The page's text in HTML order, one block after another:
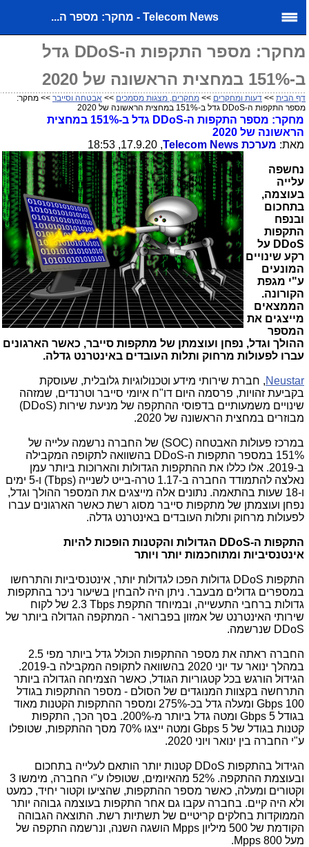
Telecom News - מחקר: מספר ה...
מחקר: מספר התקפות ה-DDoS גדל
ב-151% במחצית הראשונה של 2020
דף הבית>>דעות ומחקרים>>מחקרים, מצגות מסמכים>>אבטחה וסייבר>> מחקר:
מספר התקפות ה-DDoS גדל ב-151% במחצית הראשונה של 2020
מחקר: מספר התקפות ה-DDoS
גדל ב-151% במחצית
הראשונה של 2020
מאת: מערכת Telecom News
, 17.9.20, 18:53
נחשפה
עלייה
בעוצמה,
בתחכום
ובנפח
התקפות
DDoSעל
רקע שינויים
המונעים
ע"י מגפת
הקורונה.
הממצאים
מייצגים את
המספר
ההולך וגדל, נפחן ועוצמתן של מתקפות סייבר, כאשר הארגונים
עברו לפעולות מרחוק ותלות העובדים באינטרנט גדלה.
Neustar, חברת שירותי מידע וטכנולוגיות גלובלית, שעוסקת
בקביעת זהויות, פרסמה היום דו"ח איומי סייבר וטרנדים, שמזהה
שינויים משמעותיים בדפוסי ההתקפה של מניעת שירות (DDoS)
מבוזרים במחצית הראשונה של 2020.
במרכז פעולות האבטחה (SOC) של החברה נרשמה עלייה של
151% במספר התקפות ה-
DDoSבהשוואה לתקופה המקבילה
ב-2019. אלו כללו את ההתקפות הגדולות והארוכות ביותר עמן
נאלצה להתמודד החברה ב-1.17 טרה-בייט לשנייה
(Tbps)
ו-5 ימים
ו-18 שעות בהתאמה. נתונים אלה מייצגים את המספר ההולך וגדל,
נפחן ועוצמתן של מתקפות סייבר מסוג רשת כאשר הארגונים עברו
לפעולות מרחוק ותלות העובדים באינטרנט גדלה.
התקפות ה-DDoSהגדולות והקטנות הופכות להיות
אינטנסיביות ומתוחכמות יותר ויותר
התקפות DDoSגדולות הפכו לגדולות יותר, אינטנסיביות והתרחשו
במספרים גדולים מבעבר. ניתן היה להבחין בשיעור ניכר בהתקפות
גדולות ברחבי התעשייה, ובמיוחד התקפת 2.3 Tbpsשל לקוח
שירותי האינטרנט של אמזון בפברואר - המתקפה הגדולה ביותר של
DDoSשנרשמה.
החברה ראתה את מספר ההתקפות הכולל גדל ביותר מפי 2.5
במהלך ינואר עד יוני 2020 בהשוואה לתקופה המקבילה ב-2019.
הגידול הורגש בכל קטגוריות הגודל, כאשר הצמיחה הגדולה ביותר
התרחשה בקצוות המנוגדים של הסולם - מספר ההתקפות בגודל
100
Gbps
ומעלה גדל בכ-275% ומספר ההתקפות הקטנות מאוד
בגודל 5
Gbps
ומטה גדל ביותר מ-200%. בסך הכך, התקפות
קטנות בגודל של 5
Gbps
ומטה ייצגו 70% מסך ההתקפות, שטופלו
ע"י החברה בין ינואר ויוני 2020.
הגידול בהתקפות DDoSקטנות יותר הותאם לעלייה בתחכום
ובעוצמת ההתקפה. 52% מהאיומים, שטופלו ע"י החברה, מימשו 3
וקטורים ומעלה, כאשר מספר ההתקפות, שהציעו וקטור יחיד, כמעט
ולא היה קיים. בחברה עקבו גם אחר התקפות בעוצמה גבוהה יותר
הממוקדות בחלקים קריטיים של תשתיות רשת. התוצאה הגבוהה
הקודמת של 500 מיליון
Mppsהושגה השנה, ונרשמה התקפה של
מעל 800
Mpps
.